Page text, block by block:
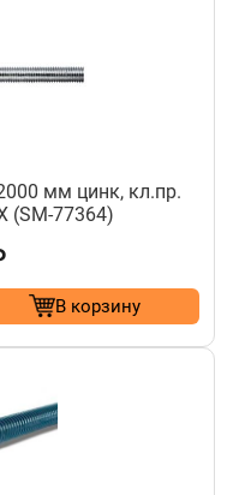
мм цинк, кл.пр.
(SM-77364)
В корзину